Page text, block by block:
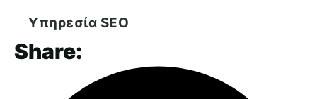
Υπηρεσία SEO
Share: